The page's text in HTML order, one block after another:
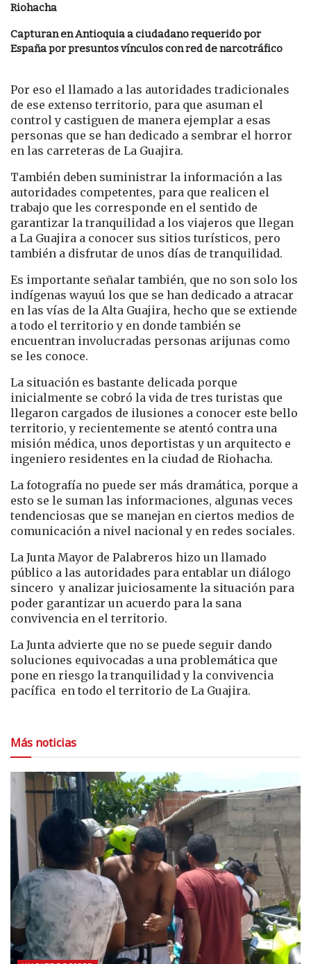
Riohacha
Capturan en Antioquia a ciudadano requerido por
España por presuntos vínculos con red de narcotráfico
Por eso el llamado a las autoridades tradicionales
de ese extenso territorio, para que asuman el
control y castiguen de manera ejemplar a esas
personas que se han dedicado a sembrar el horror
en las carreteras de La Guajira.
También deben suministrar la información a las
autoridades competentes, para que realicen el
trabajo que les corresponde en el sentido de
garantizar la tranquilidad a los viajeros que llegan
a La Guajira a conocer sus sitios turísticos, pero
también a disfrutar de unos días de tranquilidad.
Es importante señalar también, que no son solo los
indígenas wayuú los que se han dedicado a atracar
en las vías de la Alta Guajira, hecho que se extiende
a todo el territorio y en donde también se
encuentran involucradas personas arijunas como
se les conoce.
La situación es bastante delicada porque
inicialmente se cobró la vida de tres turistas que
llegaron cargados de ilusiones a conocer este bello
territorio, y recientemente se atentó contra una
misión médica, unos deportistas y un arquitecto e
ingeniero residentes en la ciudad de Riohacha.
La fotografía no puede ser más dramática, porque a
esto se le suman las informaciones, algunas veces
tendenciosas que se manejan en ciertos medios de
comunicación a nivel nacional y en redes sociales.
La Junta Mayor de Palabreros hizo un llamado
público a las autoridades para entablar un diálogo
sincero y analizar juiciosamente la situación para
poder garantizar un acuerdo para la sana
convivencia en el territorio.
La Junta advierte que no se puede seguir dando
soluciones equivocadas a una problemática que
pone en riesgo la tranquilidad y la convivencia
pacífica en todo el territorio de La Guajira.
Más noticias